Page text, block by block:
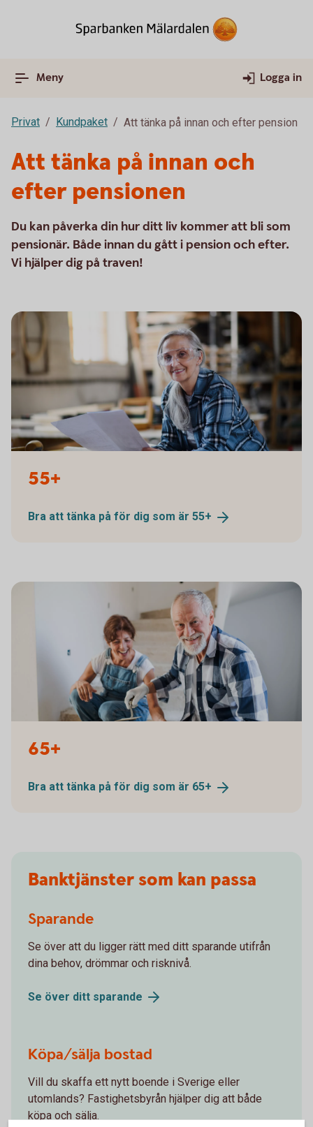
Meny Logga in
Privat Kundpaket Att tänka på innan och efter pension
Att tänka på innan och
efter pensionen
Du kan påverka din hur ditt liv kommer att bli som
pensionär. Både innan du gått i pension och efter.
Vi hjälper dig på traven!
55+
Bra att tänka på för dig som är 55+
65+
Bra att tänka på för dig som är 65+
Banktjänster som kan passa
Sparande
Se över att du ligger rätt med ditt sparande utifrån
dina behov, drömmar och risknivå.
Se över ditt sparande
Köpa/sälja bostad
Vill du skaffa ett nytt boende i Sverige eller
utomlands? Fastighetsbyrån hjälper dig att både
köpa och sälja.